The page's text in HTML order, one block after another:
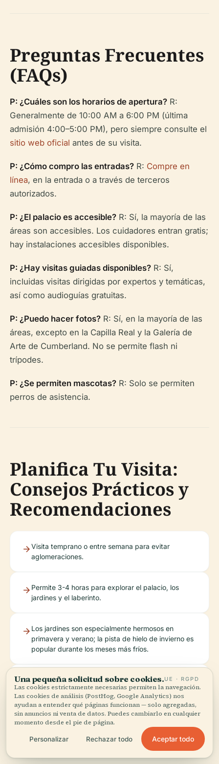
Preguntas Frecuentes
(FAQs)
P: ¿Cuáles son los horarios de apertura? R:
Generalmente de 10:00 AM a 6:00 PM (última
admisión 4:00–5:00 PM), pero siempre consulte el
sitio web oficial antes de su visita.
P: ¿Cómo compro las entradas? R: Compre en
línea, en la entrada o a través de terceros
autorizados.
P: ¿El palacio es accesible? R: Sí, la mayoría de las
áreas son accesibles. Los cuidadores entran gratis;
hay instalaciones accesibles disponibles.
P: ¿Hay visitas guiadas disponibles? R: Sí,
incluidas visitas dirigidas por expertos y temáticas,
así como audioguías gratuitas.
P: ¿Puedo hacer fotos? R: Sí, en la mayoría de las
áreas, excepto en la Capilla Real y la Galería de
Arte de Cumberland. No se permite flash ni
trípodes.
P: ¿Se permiten mascotas? R: Solo se permiten
perros de asistencia.
Planifica Tu Visita:
Consejos Prácticos y
Recomendaciones
Visita temprano o entre semana para evitar
aglomeraciones.
Permite 3-4 horas para explorar el palacio, los
jardines y el laberinto.
Los jardines son especialmente hermosos en
primavera y verano; la pista de hielo de invierno es
popular durante los meses más fríos.
Descarga la aplicación Audiala para visitas
virtuales, audioguías y notificaciones de eventos.
Sigue los
y
planifica
información más
reciente.
Una pequeña solicitud sobre cookies.UE · RGPD
Las cookies estrictamente necesarias permiten la navegación.
Las cookies de análisis (PostHog, Google Analytics) nos
ayudan a entender qué páginas funcionan — solo agregadas,
sin anuncios ni venta de datos. Puedes cambiarlo en cualquier
momento desde el pie de página.
Personalizar Rechazar todo Aceptar todo